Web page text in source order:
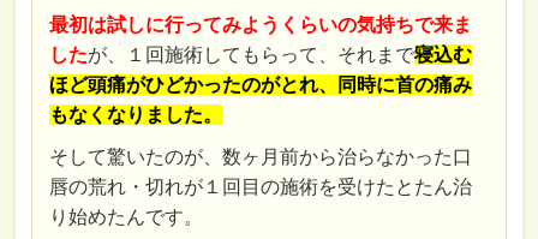
最初は試しに行ってみようくらいの気持ちで来ま
したが、１回施術してもらって、それまで寝込む
ほど頭痛がひどかったのがとれ、同時に首の痛み
もなくなりました。
そして驚いたのが、数ヶ月前から治らなかった口
唇の荒れ・切れが１回目の施術を受けたとたん治
り始めたんです。